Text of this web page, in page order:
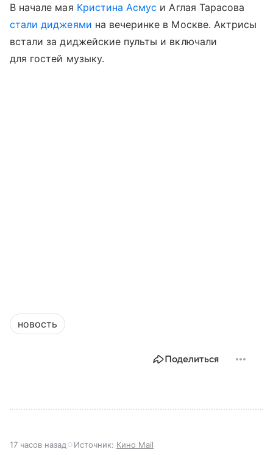
В начале мая Кристина Асмус и Аглая Тарасова
стали диджеями на вечеринке в Москве. Актрисы
встали за диджейские пульты и включали
для гостей музыку.
новость
Поделиться
17 часов назад Источник: Кино Mail